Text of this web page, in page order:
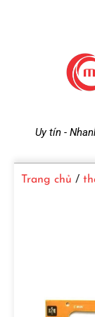
M
i
Uy tín -
Trang chủ /